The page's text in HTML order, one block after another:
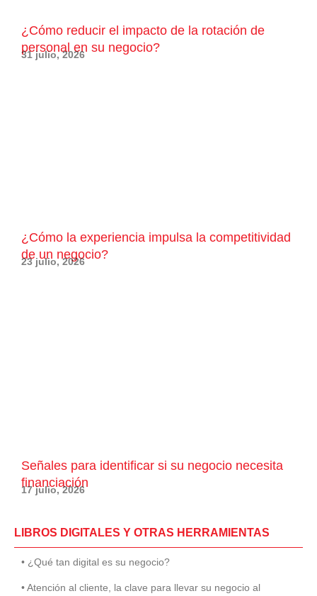
¿Cómo reducir el impacto de la rotación de
personal en su negocio?
31 julio, 2026
¿Cómo la experiencia impulsa la competitividad
de un negocio?
23 julio, 2026
Señales para identificar si su negocio necesita
financiación
17 julio, 2026
LIBROS DIGITALES Y OTRAS HERRAMIENTAS
• ¿Qué tan digital es su negocio?
• Atención al cliente, la clave para llevar su negocio al